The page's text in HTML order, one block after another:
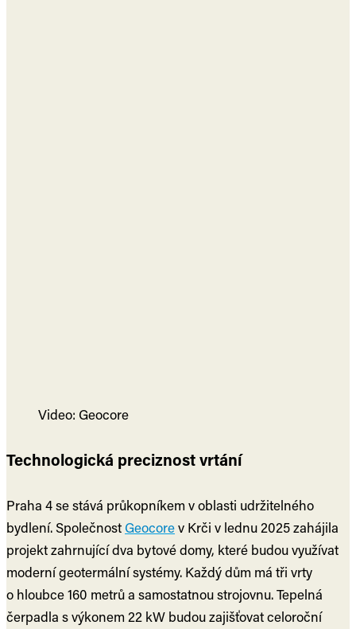
Video: Geocore
Technologická preciznost vrtání
Praha 4 se stává průkopníkem v oblasti udržitelného
bydlení. Společnost Geocorev Krči v lednu 2025 zahájila
projekt zahrnující dva bytové domy, které budou využívat
moderní geotermální systémy. Každý dům má tři vrty
o hloubce 160 metrů a samostatnou strojovnu. Tepelná
čerpadla s výkonem 22 kW budou zajišťovat celoroční